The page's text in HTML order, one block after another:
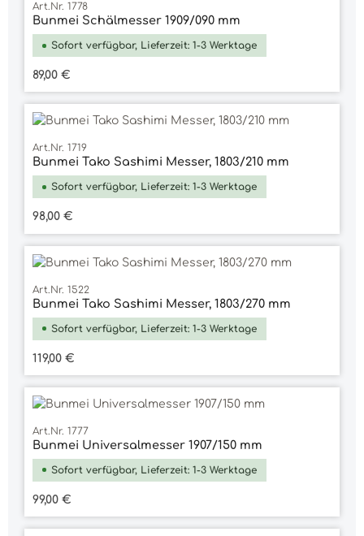
Art.Nr. 1778
Bunmei Schälmesser 1909/090 mm
Sofort verfügbar, Lieferzeit: 1-3 Werktage
Regulärer Preis:
89,00 €
Art.Nr. 1719
Bunmei Tako Sashimi Messer, 1803/210 mm
Sofort verfügbar, Lieferzeit: 1-3 Werktage
Regulärer Preis:
98,00 €
Art.Nr. 1522
Bunmei Tako Sashimi Messer, 1803/270 mm
Sofort verfügbar, Lieferzeit: 1-3 Werktage
Regulärer Preis:
119,00 €
Art.Nr. 1777
Bunmei Universalmesser 1907/150 mm
Sofort verfügbar, Lieferzeit: 1-3 Werktage
Regulärer Preis:
99,00 €